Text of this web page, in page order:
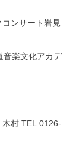
ンサート岩見
音楽文化アカデ
村 TEL.0126-